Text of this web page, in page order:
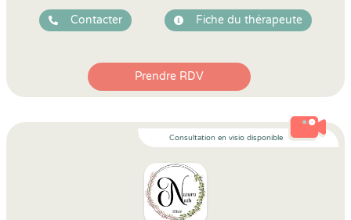
Contacter Fiche du thérapeute
Prendre RDV
Consultation en visio disponible